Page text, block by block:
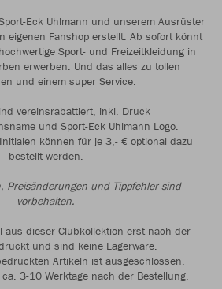
Eck Uhlmann und unserem Ausrüster
eigenen Fanshop erstellt. Ab sofort könnt
Sport- und Freizeitkleidung in
erwerben. Und das alles zu tollen
und einem super Service.
vereinsrabattiert, inkl. Druck
und Sport-Eck Uhlmann Logo.
können für je 3,- € optional dazu
bestellt werden.
Preisänderungen und Tippfehler sind
vorbehalten.
aus dieser Clubkollektion erst nach der
und sind keine Lagerware.
Artikeln ist ausgeschlossen.
3-10 Werktage nach der Bestellung.